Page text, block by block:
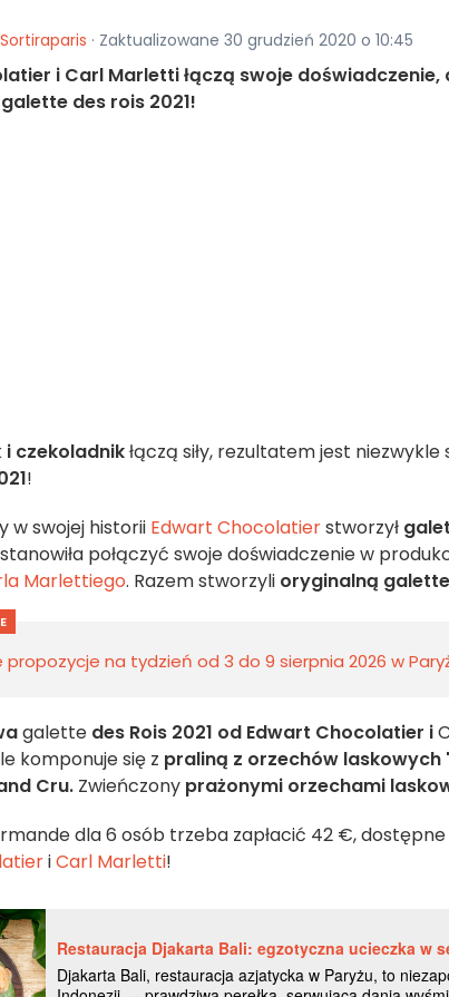
· Zaktualizowane 30 grudzień 2020 o 10:45
i Carl Marletti łączą swoje
des rois 2021!
i czekoladnikłączą siły, rezultatem jest
!
w swojej historii Edwart Chocolatierstworzył
połączyć swoje doświadczenie w
Marlettiego. Razem stworzyli oryginalną
propozycje na tydzień od 3 do 9 sierpnia 2026 w
galette des Rois 2021 od Edwart Chocolatier i
komponuje się z praliną z orzechów laskowych
Cru. Zwieńczony prażonymi orzechami
dla 6 osób trzeba zapłacić 42 €,
iCarl Marletti!